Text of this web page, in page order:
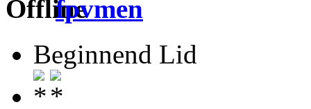
fpvmen
Beginnend Lid